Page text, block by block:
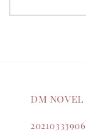
DM NOVEL